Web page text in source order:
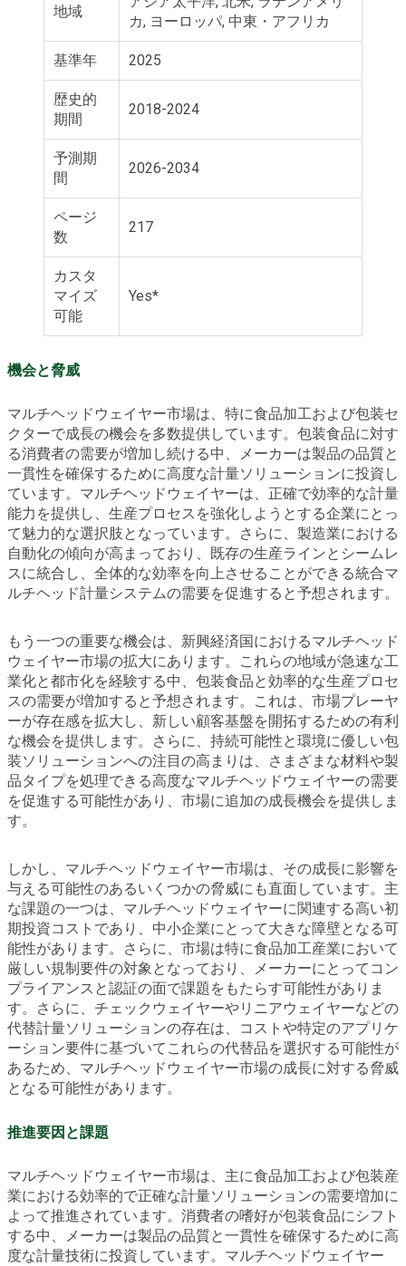
地域
カ, ヨーロッパ, 中東・アフリカ
基準年 2025
歴史的
期間
2018-2024
予測期
間
2026-2034
ページ
数
217
カスタ
マイズ
可能
Yes*
機会と脅威
マルチヘッドウェイヤー市場は、特に食品加工および包装セ
クターで成長の機会を多数提供しています。包装食品に対す
る消費者の需要が増加し続ける中、メーカーは製品の品質と
一貫性を確保するために高度な計量ソリューションに投資し
ています。マルチヘッドウェイヤーは、正確で効率的な計量
能力を提供し、生産プロセスを強化しようとする企業にとっ
て魅力的な選択肢となっています。さらに、製造業における
自動化の傾向が高まっており、既存の生産ラインとシームレ
スに統合し、全体的な効率を向上させることができる統合マ
ルチヘッド計量システムの需要を促進すると予想されます。
もう一つの重要な機会は、新興経済国におけるマルチヘッド
ウェイヤー市場の拡大にあります。これらの地域が急速な工
業化と都市化を経験する中、包装食品と効率的な生産プロセ
スの需要が増加すると予想されます。これは、市場プレーヤ
ーが存在感を拡大し、新しい顧客基盤を開拓するための有利
な機会を提供します。さらに、持続可能性と環境に優しい包
装ソリューションへの注目の高まりは、さまざまな材料や製
品タイプを処理できる高度なマルチヘッドウェイヤーの需要
を促進する可能性があり、市場に追加の成長機会を提供しま
す。
しかし、マルチヘッドウェイヤー市場は、その成長に影響を
与える可能性のあるいくつかの脅威にも直面しています。主
な課題の一つは、マルチヘッドウェイヤーに関連する高い初
期投資コストであり、中小企業にとって大きな障壁となる可
能性があります。さらに、市場は特に食品加工産業において
厳しい規制要件の対象となっており、メーカーにとってコン
プライアンスと認証の面で課題をもたらす可能性がありま
す。さらに、チェックウェイヤーやリニアウェイヤーなどの
代替計量ソリューションの存在は、コストや特定のアプリケ
ーション要件に基づいてこれらの代替品を選択する可能性が
あるため、マルチヘッドウェイヤー市場の成長に対する脅威
となる可能性があります。
推進要因と課題
マルチヘッドウェイヤー市場は、主に食品加工および包装産
業における効率的で正確な計量ソリューションの需要増加に
よって推進されています。消費者の嗜好が包装食品にシフト
する中、メーカーは製品の品質と一貫性を確保するために高
度な計量技術に投資しています。マルチヘッドウェイヤー